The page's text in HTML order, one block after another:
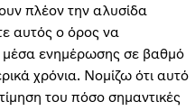
πλέον την αλυσίδα
αυτός ο όρος να
μέσα ενημέρωσης σε βαθμό
χρόνια. Νομίζω ότι αυτό
του πόσο σημαντικές